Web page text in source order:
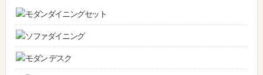
モダンダイニングセット
ソファダイニング
モダン デスク